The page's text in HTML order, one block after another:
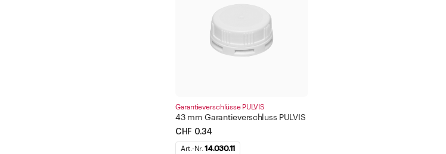
Garantieverschlüsse PULVIS
43 mm Garantieverschluss PULVIS
CHF 0.34
Art.-Nr.14.030.11